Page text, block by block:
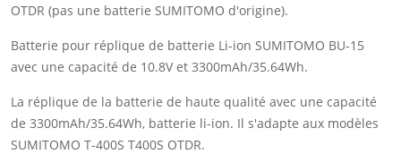
OTDR (pas une batterie SUMITOMO d'origine).
Batterie pour réplique de batterie Li-ion SUMITOMO BU-15
avec une capacité de 10.8V et 3300mAh/35.64Wh.
La réplique de la batterie de haute qualité avec une capacité
de 3300mAh/35.64Wh, batterie li-ion. Il s'adapte aux modèles
SUMITOMO T-400S T400S OTDR.